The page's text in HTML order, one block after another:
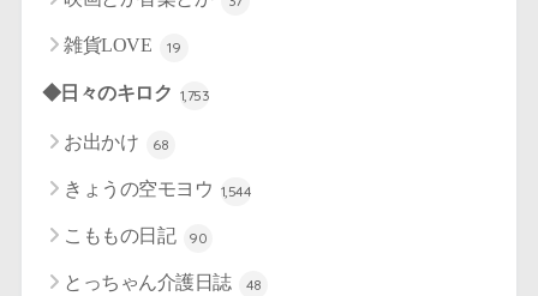
雑貨LOVE 19
◆日々のキロク 1,753
お出かけ 68
きょうの空モヨウ 1,544
こももの日記 90
とっちゃん介護日誌 48